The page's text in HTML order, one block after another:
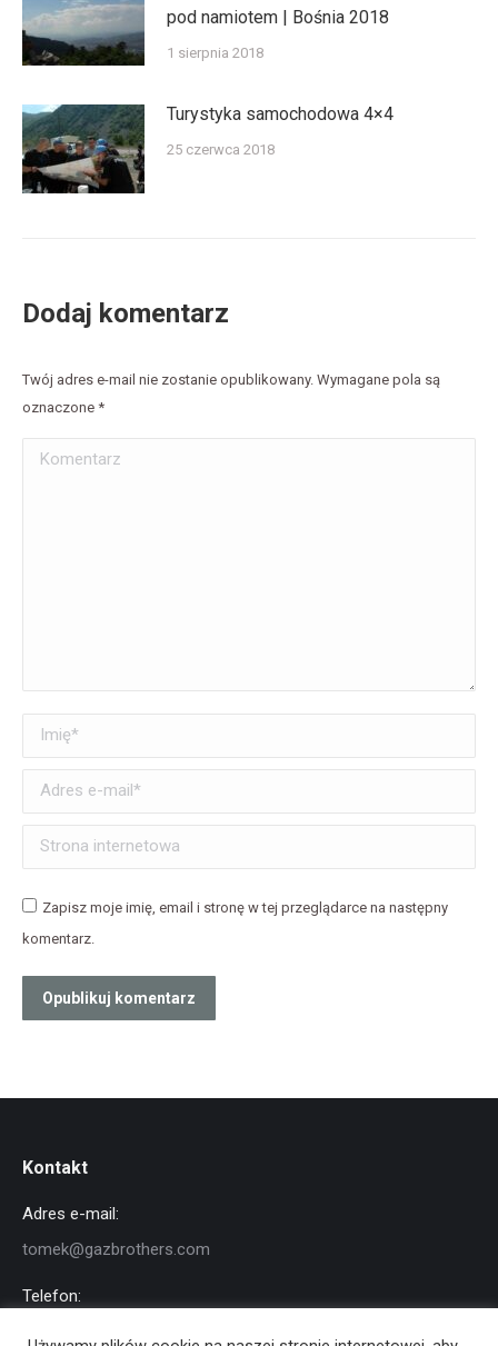
pod namiotem | Bośnia 2018
1 sierpnia 2018
Turystyka samochodowa 4×4
25 czerwca 2018
Dodaj komentarz
Twój adres e-mail nie zostanie opublikowany. Wymagane pola są
oznaczone *
Komentarz
Imię *
Adres e-mail *
Strona internetowa
Zapisz moje imię, email i stronę w tej przeglądarce na następny
komentarz.
Opublikuj komentarz
Kontakt
Adres e-mail:
tomek@gazbrothers.com
Telefon: